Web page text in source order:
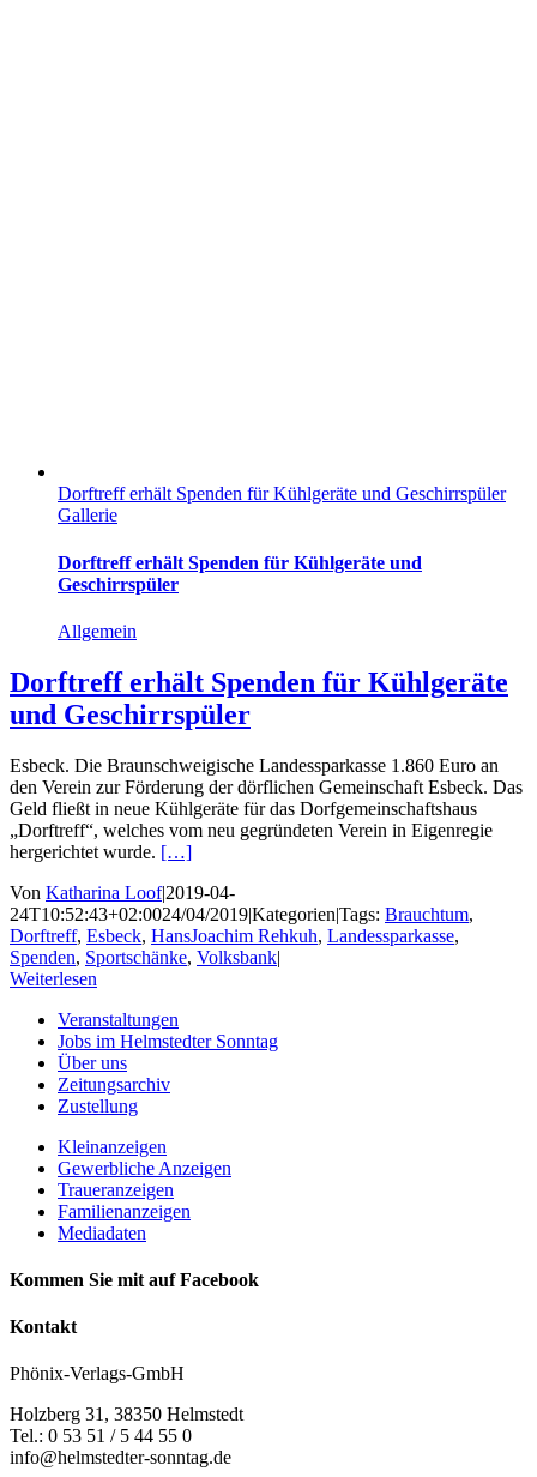
Dorftreff erhält Spenden für Kühlgeräte und Geschirrspüler
Gallerie
Dorftreff erhält Spenden für Kühlgeräte und
Geschirrspüler
Allgemein
Dorftreff erhält Spenden für Kühlgeräte
und Geschirrspüler
Esbeck. Die Braunschweigische Landessparkasse 1.860 Euro an
den Verein zur Förderung der dörflichen Gemeinschaft Esbeck. Das
Geld fließt in neue Kühlgeräte für das Dorfgemeinschaftshaus
„Dorftreff“, welches vom neu gegründeten Verein in Eigenregie
hergerichtet wurde. […]
Von Katharina Loof|2019-04-
24T10:52:43+02:0024/04/2019|Kategorien|Tags: Brauchtum,
Dorftreff, Esbeck, HansJoachim Rehkuh, Landessparkasse,
Spenden, Sportschänke, Volksbank|
Weiterlesen
Veranstaltungen
Jobs im Helmstedter Sonntag
Über uns
Zeitungsarchiv
Zustellung
Kleinanzeigen
Gewerbliche Anzeigen
Traueranzeigen
Familienanzeigen
Mediadaten
Kommen Sie mit auf Facebook
Kontakt
Phönix-Verlags-GmbH
Holzberg 31, 38350 Helmstedt
Tel.: 0 53 51 / 5 44 55 0
info@helmstedter-sonntag.de